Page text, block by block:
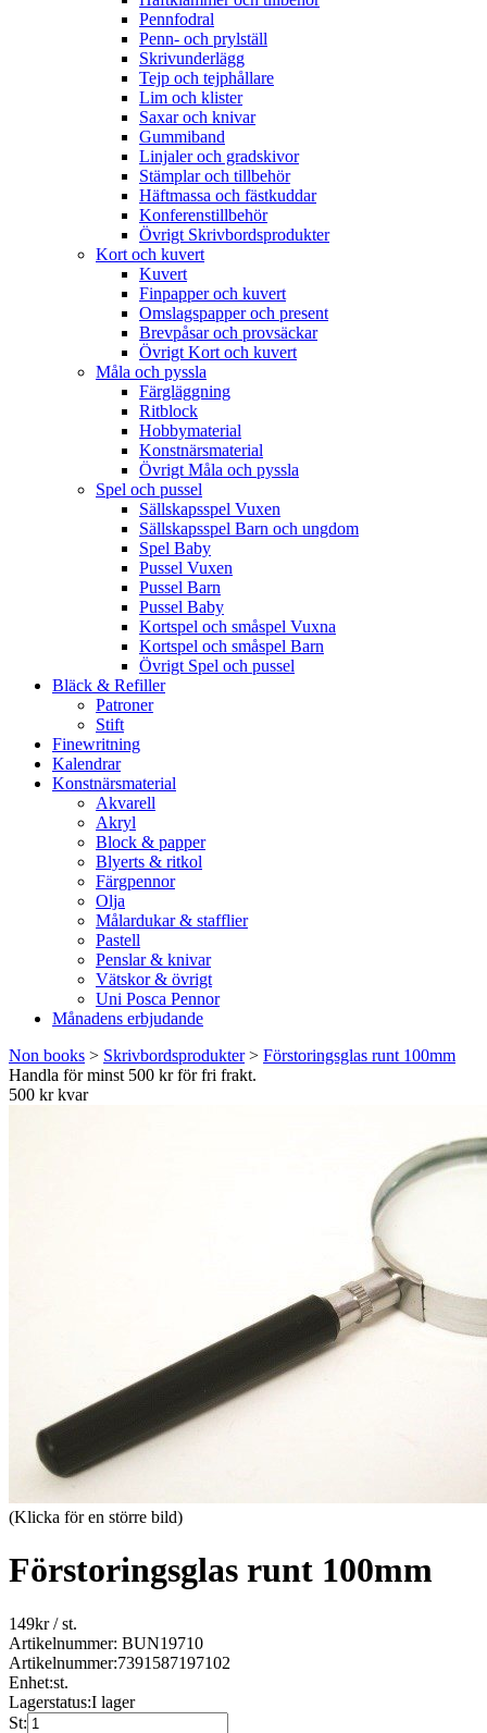
Pennfodral
Penn- och prylställ
Skrivunderlägg
Tejp och tejphållare
Lim och klister
Saxar och knivar
Gummiband
Linjaler och gradskivor
Stämplar och tillbehör
Häftmassa och fästkuddar
Konferenstillbehör
Övrigt Skrivbordsprodukter
Kort och kuvert
Kuvert
Finpapper och kuvert
Omslagspapper och present
Brevpåsar och provsäckar
Övrigt Kort och kuvert
Måla och pyssla
Färgläggning
Ritblock
Hobbymaterial
Konstnärsmaterial
Övrigt Måla och pyssla
Spel och pussel
Sällskapsspel Vuxen
Sällskapsspel Barn och ungdom
Spel Baby
Pussel Vuxen
Pussel Barn
Pussel Baby
Kortspel och småspel Vuxna
Kortspel och småspel Barn
Övrigt Spel och pussel
Bläck & Refiller
Patroner
Stift
Finewritning
Kalendrar
Konstnärsmaterial
Akvarell
Akryl
Block & papper
Blyerts & ritkol
Färgpennor
Olja
Målardukar & stafflier
Pastell
Penslar & knivar
Vätskor & övrigt
Uni Posca Pennor
Månadens erbjudande
Non books > Skrivbordsprodukter> Förstoringsglas runt 100mm
Handla för minst 500 kr för fri frakt.
500 kr kvar
(Klicka för en större bild)
Förstoringsglas runt 100mm
149kr/ st.
Artikelnummer: BUN19710
Artikelnummer:7391587197102
Enhet:st.
Lagerstatus:I lager
St: